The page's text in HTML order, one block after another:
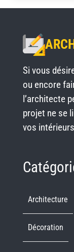
Si vous
ou encore
l’architecte
projet ne se
vos
Architecture
Décoration